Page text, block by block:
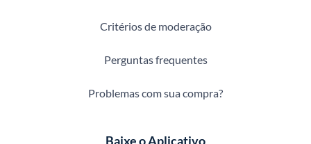
Critérios de moderação
Perguntas frequentes
Problemas com sua compra?
Baixe o Aplicativo